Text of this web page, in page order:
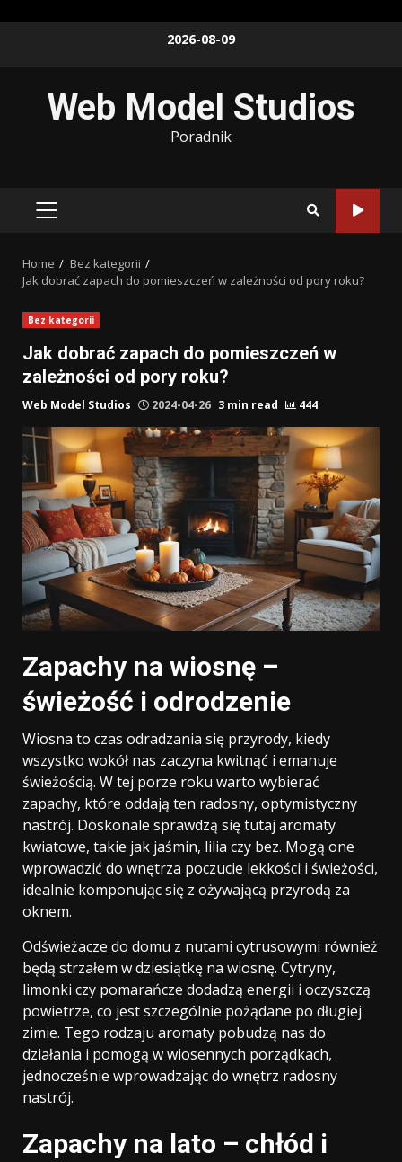
2026-08-09
Web Model Studios
Poradnik
PRIMARY
Home
Bez kategorii
Jak dobrać zapach do pomieszczeń w zależności od pory roku?
Bez kategorii
Jak dobrać zapach do pomieszczeń w
zależności od pory roku?
Web Model Studios 2024-04-26 3 min read 444
Zapachy na wiosnę –
świeżość i odrodzenie
Wiosna to czas odradzania się przyrody, kiedy
wszystko wokół nas zaczyna kwitnąć i emanuje
świeżością. W tej porze roku warto wybierać
zapachy, które oddają ten radosny, optymistyczny
nastrój. Doskonale sprawdzą się tutaj aromaty
kwiatowe, takie jak jaśmin, lilia czy bez. Mogą one
wprowadzić do wnętrza poczucie lekkości i świeżości,
idealnie komponując się z ożywającą przyrodą za
oknem.
Odświeżacze do domu z nutami cytrusowymi również
będą strzałem w dziesiątkę na wiosnę. Cytryny,
limonki czy pomarańcze dodadzą energii i oczyszczą
powietrze, co jest szczególnie pożądane po długiej
zimie. Tego rodzaju aromaty pobudzą nas do
działania i pomogą w wiosennych porządkach,
jednocześnie wprowadzając do wnętrz radosny
nastrój.
Zapachy na lato – chłód i